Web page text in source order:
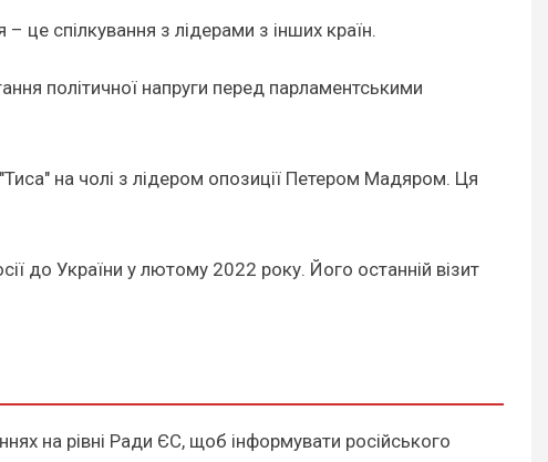
це спілкування з лідерами з інших країн.
політичної напруги перед парламентськими
на чолі з лідером опозиції Петером Мадяром. Ця
до України у лютому 2022 року. Його останній візит
на рівні Ради ЄС, щоб інформувати російського